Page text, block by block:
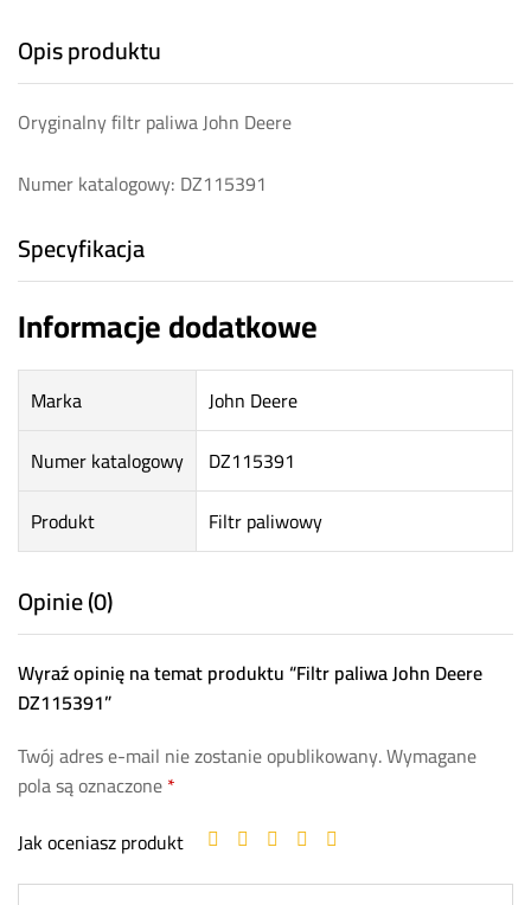
Opis produktu
Oryginalny filtr paliwa John Deere
Numer katalogowy: DZ115391
Specyfikacja
Informacje dodatkowe
Marka
John Deere
Numer katalogowy
DZ115391
Produkt
Filtr paliwowy
Opinie (0)
Wyraź opinię na temat produktu “Filtr paliwa John Deere
DZ115391”
Twój adres e-mail nie zostanie opublikowany.Wymagane
pola są oznaczone*
Jak oceniasz produkt